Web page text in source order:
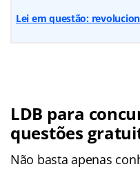
Lei em questão:
LDB para
questões
Não basta apenas